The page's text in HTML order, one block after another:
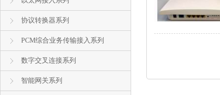
协议转换器系列
PCM综合业务传输接入系列
数字交叉连接系列
智能网关系列